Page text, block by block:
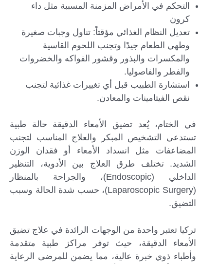
التحكم في الأمراض المزمنة المسببة مثل داء
كرون
تعديل النظام الغذائي مؤقتاً: تناول وجبات صغيرة
وطهي الطعام جيدًا وتجنب اللحوم القاسية
والمكسرات والبذور وقشور الفواكه والخضروات
والفطر والفاصوليا.
استشارة الطبيب قبل أي تغييرات غذائية لتجنب
نقص الفيتامينات والمعادن.
في الختام، يُعد تضيق الأمعاء الدقيقة حالة طبية
تستدعي التشخيص المبكر والعلاج المناسب لتجنب
المضاعفات مثل انسداد الأمعاء أو فقدان الوزن
الشديد. تختلف طرق العلاج بين الأدوية، التنظير
الداخلي (Endoscopic)، والجراحة بالمنظار
(Laparoscopic Surgery)، حسب شدة الحالة وسبب
التضيق.
تركيا تعتبر واحدة من الوجهات الرائدة في علاج تضيق
الأمعاء الدقيقة، حيث توفر مراكز طبية متقدمة
وأطباء ذوي خبرة عالية، مما يضمن للمرضى الرعاية